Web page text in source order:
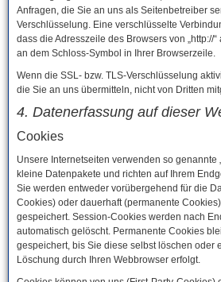
Anfragen, die Sie an uns als Seitenbetreiber
Verschlüsselung. Eine verschlüsselte
dass die Adresszeile des Browsers von „http://“
an dem Schloss-Symbol in Ihrer Browserzeile.
Wenn die SSL- bzw. TLS-Verschlüsselung
die Sie an uns übermitteln, nicht von Dritten
4. Datenerfassung auf dieser
Cookies
Unsere Internetseiten verwenden so genannte
kleine Datenpakete und richten auf Ihrem
Sie werden entweder vorübergehend für die
Cookies) oder dauerhaft (permanente
gespeichert. Session-Cookies werden nach
automatisch gelöscht. Permanente Cookies
gespeichert, bis Sie diese selbst löschen oder
Löschung durch Ihren Webbrowser erfolgt.